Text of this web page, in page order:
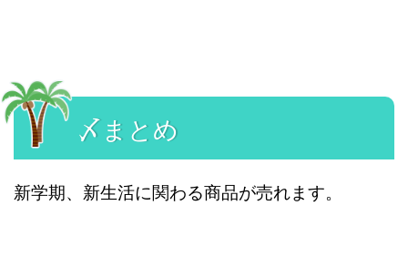
〆まとめ
新学期、新生活に関わる商品が売れます。